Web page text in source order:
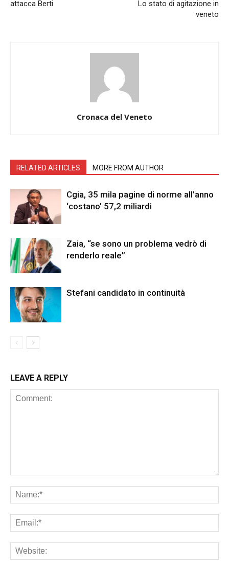
attacca Berti
Lo stato di agitazione in
veneto
Cronaca del Veneto
RELATED ARTICLES MORE FROM AUTHOR
Cgia, 35 mila pagine di norme all’anno
‘costano’ 57,2 miliardi
Zaia, “se sono un problema vedrò di
renderlo reale”
Stefani candidato in continuità
LEAVE A REPLY